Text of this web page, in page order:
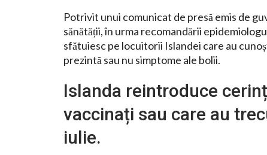
Potrivit unui comunicat de presă emis de
sănătății, în urma recomandării
sfătuiesc pe locuitorii Islandei care au
prezintă sau nu simptome ale bolii.
Islanda reintroduce
vaccinați sau care au
iulie.